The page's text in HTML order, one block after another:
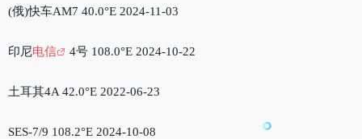
(俄)快车AM7 40.0°E 2024-11-03
印尼电信 4号 108.0°E 2024-10-22
土耳其4A 42.0°E 2022-06-23
SES-7/9 108.2°E 2024-10-08